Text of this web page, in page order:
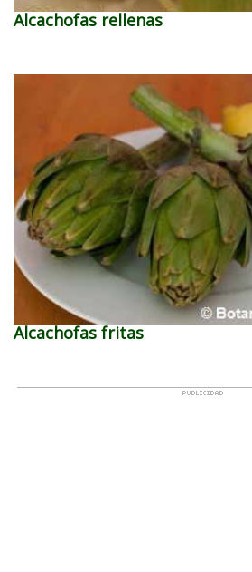
Alcachofas rellenas
Alcachofas fritas